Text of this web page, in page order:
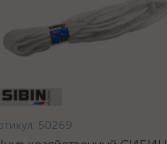
50269